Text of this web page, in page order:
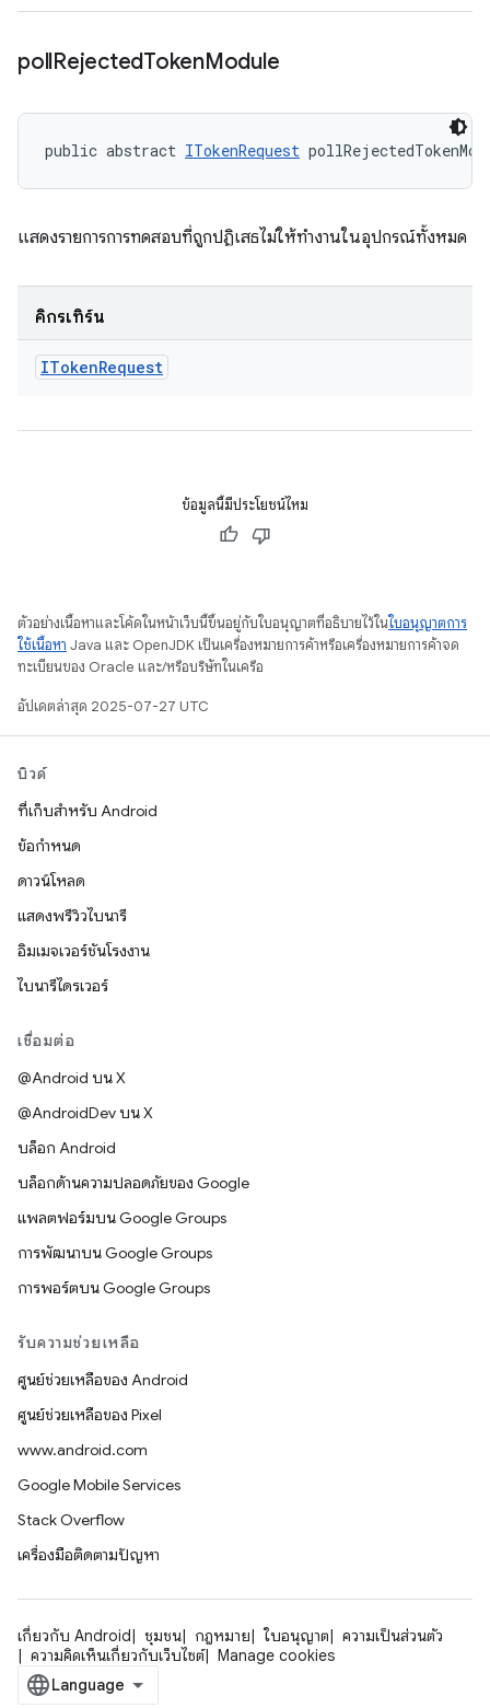
pollRejectedTokenModule
public abstract ITokenRequest
แสดงรายการการทดสอบที่ถูกปฏิเสธไม่ให้ทํางานในอุปกรณ์ทั้งหมด
คิกรีเทิร์น
ITokenRequest
ข้อมูลนี้มีประโยชน์ไหม
ตัวอย่างเนื้อหาและโค้ดในหน้าเว็บนี้ขึ้นอยู่กับใบอนุญาตที่อธิบายไว้ในใบอนุญาตการ
ใช้เนื้อหา Java และ OpenJDK เป็นเครื่องหมายการค้าหรือเครื่องหมายการค้าจด
ทะเบียนของ Oracle และ/หรือบริษัทในเครือ
อัปเดตล่าสุด 2025-07-27 UTC
บิวด์
ที่เก็บสำหรับ Android
ข้อกำหนด
ดาวน์โหลด
แสดงพรีวิวไบนารี
อิมเมจเวอร์ชันโรงงาน
ไบนารีไดรเวอร์
เชื่อมต่อ
@Android บน X
@AndroidDev บน X
บล็อก Android
บล็อกด้านความปลอดภัยของ Google
แพลตฟอร์มบน Google Groups
การพัฒนาบน Google Groups
การพอร์ตบน Google Groups
รับความช่วยเหลือ
ศูนย์ช่วยเหลือของ Android
ศูนย์ช่วยเหลือของ Pixel
www.android.com
Google Mobile Services
Stack Overflow
เครื่องมือติดตามปัญหา
เกี่ยวกับ Android ชุมชน กฎหมาย ใบอนุญาต
ความเป็นส่วนตัว
ความคิดเห็นเกี่ยวกับเว็บไซต์
Manage cookies